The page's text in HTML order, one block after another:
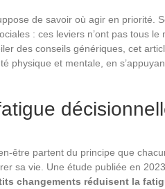
de savoir où agir en priorité.
: ces leviers n’ont pas tous le
des conseils génériques, cet
physique et mentale, en
être partent du principe que
sa vie. Une étude publiée en
changements réduisent la